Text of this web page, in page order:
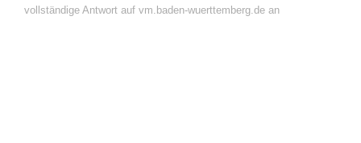
vollständige Antwort auf vm.baden-wuerttemberg.de an